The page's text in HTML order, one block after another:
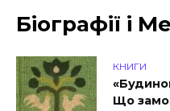
Біографії і
КНИГИ
Що